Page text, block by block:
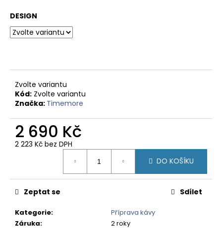
DESIGN
Zvolte variantu
Kód: Zvolte variantu
Značka: Timemore
2 690 Kč
2 223 Kč bez DPH
DO KOŠÍKU
Kategorie:
Příprava kávy
Záruka: 2 roky
Zeptat se Sdílet
č
u
j
e
PERU
-
ZRNKOVÁ
KÁVA
348